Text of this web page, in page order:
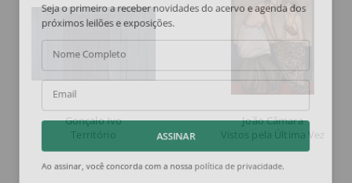
Gonçalo Ivo
Território
João Câmara
Vistos pela Última Vez
Seja o primeiro a receber novidades do acervo e agenda dos
próximos leilões e exposições.
Nome Completo
Email
ASSINAR
Ao assinar, você concorda com a nossapolítica de privacidade